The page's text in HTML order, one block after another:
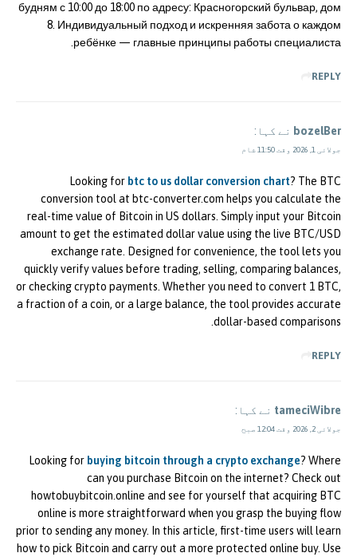
будням с 10:00 до 18:00 по адресу: Красногорский бульвар, дом
8. Индивидуальный подход и искренняя забота о каждом
ребёнке — главные принципы работы специалиста.
REPLY
bozelBer نے کہا:
جولائی 1, 2026 وقت 11:50 شام
Looking for btc to us dollar conversion chart? The BTC
conversion tool at btc-converter.com helps you calculate the
real-time value of Bitcoin in US dollars. Simply input your Bitcoin
amount to get the estimated dollar value using the live BTC/USD
exchange rate. Designed for convenience, the tool lets you
quickly verify values before trading, selling, comparing balances,
or checking crypto payments. Whether you need to convert 1 BTC,
a fraction of a coin, or a large balance, the tool provides accurate
dollar-based comparisons.
REPLY
tameciWibre نے کہا:
جولائی 2, 2026 وقت 12:04 صبح
Looking for buying bitcoin through a crypto exchange? Where
can you purchase Bitcoin on the internet? Check out
howtobuybitcoin.online and see for yourself that acquiring BTC
online is more straightforward when you grasp the buying flow
prior to sending any money. In this article, first-time users will learn
how to pick Bitcoin and carry out a more protected online buy. Use